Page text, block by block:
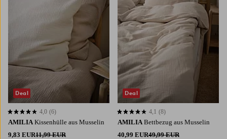
AMILIA Kissenhülle aus Musselin
9,83 EUR11,99 EUR
4,0 basierend auf 6 Bewertungen
4,0 (6)
Deal
AMILIA Bettbezug aus Musselin
40,99 EUR49,99 EUR
4,1 basierend auf 8 Bewertungen
4,1 (8)
Deal